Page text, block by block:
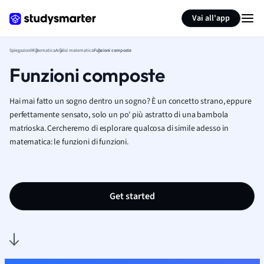
Vai all'app
SpiegazioniMatematicaAnalisi matematicaFunzioni composte
Funzioni composte
Hai mai fatto un sogno dentro un sogno? È un concetto strano, eppure
perfettamente sensato, solo un po' più astratto di una bambola
matrioska. Cercheremo di esplorare qualcosa di simile adesso in
matematica: le funzioni di funzioni.
Get started
Summarize page